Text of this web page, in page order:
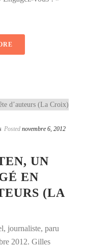
Posted novembre 6, 2012
UN
EN
(LA
journaliste, paru
2012. Gilles